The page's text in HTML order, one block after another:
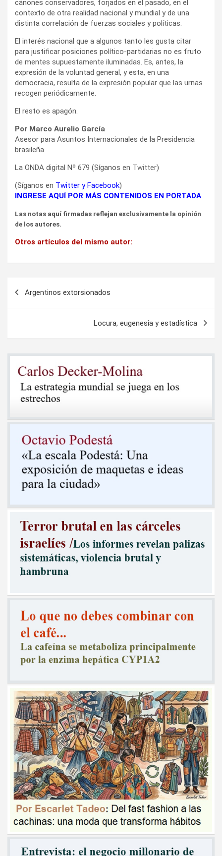
cánones conservadores, forjados en el pasado, en el
contexto de otra realidad nacional y mundial y de una
distinta correlación de fuerzas sociales y políticas.
El interés nacional que a algunos tanto les gusta citar
para justificar posiciones político-partidarias no es fruto
de mentes supuestamente iluminadas. Es, antes, la
expresión de la voluntad general, y esta, en una
democracia, resulta de la expresión popular que las urnas
recogen periódicamente.
El resto es apagón.
Por Marco Aurelio García
Asesor para Asuntos Internacionales de la Presidencia
brasileña
La ONDA digital Nº 679 (Síganos en Twitter)
(Síganos en Twitter yFacebook)
INGRESE AQUÍ POR MÁS CONTENIDOS EN PORTADA
Las notas aquí firmadas reflejan exclusivamente la opinión
de los autores.
Otros artículos del mismo autor:
Argentinos extorsionados
Locura, eugenesia y estadística